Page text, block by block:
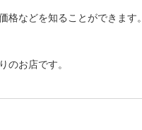
などを知ることができます。
のお店です。